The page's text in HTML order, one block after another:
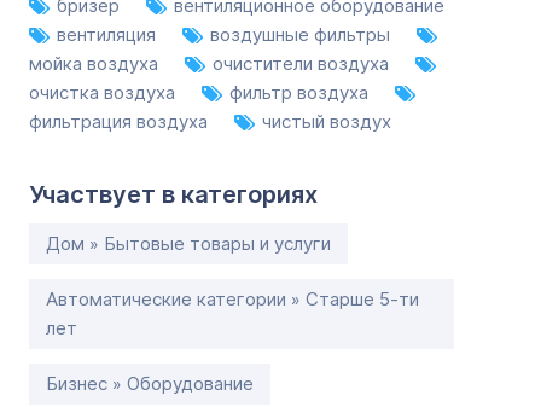
бризер
вентиляционное оборудование
вентиляция
воздушные фильтры
мойка воздуха
очистители воздуха
очистка воздуха
фильтр воздуха
фильтрация воздуха
чистый воздух
Участвует в категориях
Дом » Бытовые товары и услуги
Автоматические категории » Старше 5-ти
лет
Бизнес » Оборудование